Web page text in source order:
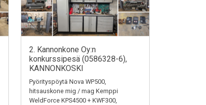
2. Kannonkone Oy:n
konkurssipesä (0586328-6),
KANNONKOSKI
Pyörityspöytä Nova WP500,
hitsauskone mig / mag Kemppi
WeldForce KPS4500 + KWF300,